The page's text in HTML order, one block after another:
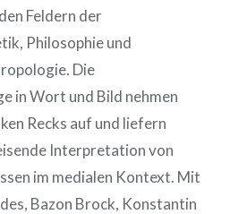
Feldern der
Philosophie und
Die
in Wort und Bild nehmen
Recks auf und liefern
Interpretation von
im medialen Kontext. Mit
Bazon Brock, Konstantin